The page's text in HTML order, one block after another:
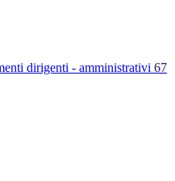
dirigenti - amministrativi 67